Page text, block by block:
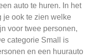
auto te huren. In het
je ook te zien welke
voor twee personen,
categorie Small is
en een huurauto